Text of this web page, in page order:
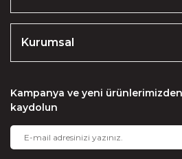
Kurumsal
Kampanya ve yeni
kaydolun